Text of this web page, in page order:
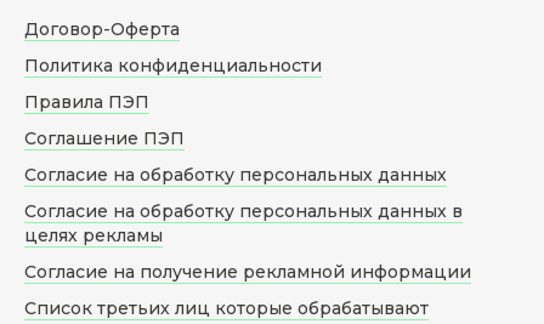
Договор-Оферта
Политика конфиденциальности
Правила ПЭП
Соглашение ПЭП
Согласие на обработку персональных данных
Согласие на обработку персональных данных в
целях рекламы
Согласие на получение рекламной информации
Список третьих лиц которые обрабатывают